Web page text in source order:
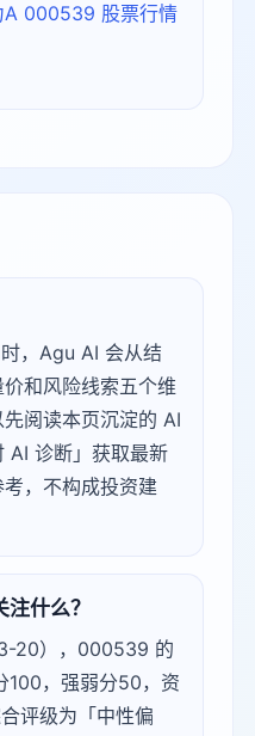
000539 股票行情
，Agu AI 会从结
和风险线索五个维
阅读本页沉淀的 AI
AI 诊断」获取最新
，不构成投资建
什么？
20），000539 的
100，强弱分50，资
评级为「中性偏